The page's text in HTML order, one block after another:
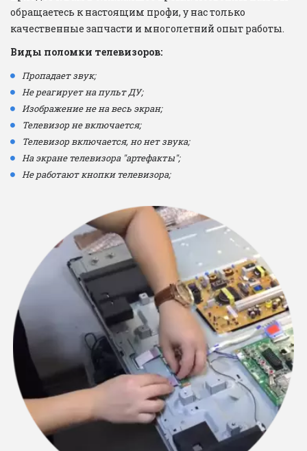
обращаетесь к настоящим профи, у нас только
качественные запчасти и многолетний опыт работы.
Виды поломки телевизоров:
Пропадает звук;
Не реагирует на пульт ДУ;
Изображение не на весь экран;
Телевизор не включается;
Телевизор включается, но нет звука;
На экране телевизора "артефакты";
Не работают кнопки телевизора;